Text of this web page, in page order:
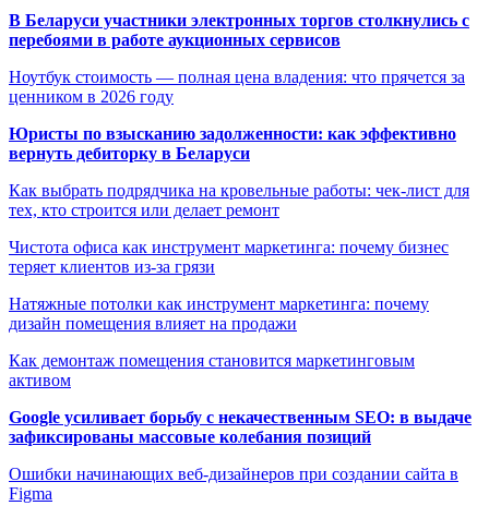
В Беларуси участники электронных торгов столкнулись с
перебоями в работе аукционных сервисов
Ноутбук стоимость — полная цена владения: что прячется за
ценником в 2026 году
Юристы по взысканию задолженности: как эффективно
вернуть дебиторку в Беларуси
Как выбрать подрядчика на кровельные работы: чек-лист для
тех, кто строится или делает ремонт
Чистота офиса как инструмент маркетинга: почему бизнес
теряет клиентов из-за грязи
Натяжные потолки как инструмент маркетинга: почему
дизайн помещения влияет на продажи
Как демонтаж помещения становится маркетинговым
активом
Google усиливает борьбу с некачественным SEO: в выдаче
зафиксированы массовые колебания позиций
Ошибки начинающих веб-дизайнеров при создании сайта в
Figma